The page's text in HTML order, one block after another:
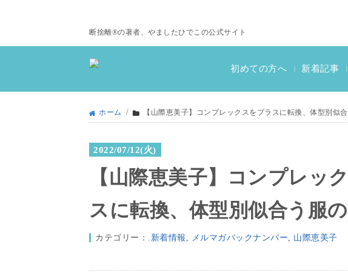
断捨離®の著者、やましたひでこの公式サイト
初めての方へ | 新着記事 |
ホーム / 【山際恵美子】コンプレックスをプラスに転換、体型別似
2022/07/12(火)
【山際恵美子】コンプレッ
スに転換、体型別似合う服
カテゴリー： .新着情報 , メルマガバックナンバー, 山際恵美子